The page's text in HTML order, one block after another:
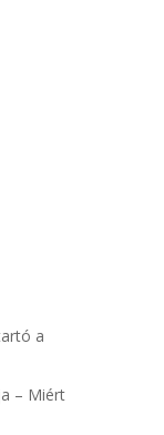
a
– Miért